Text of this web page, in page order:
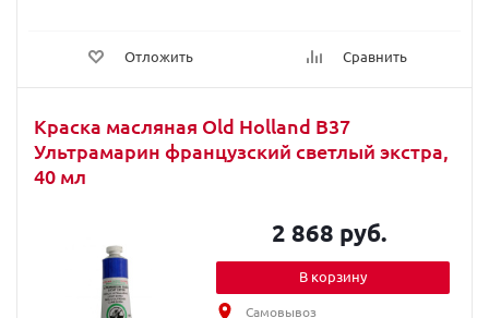
Отложить Сравнить
Краска масляная Old Holland B37
Ультрамарин французский светлый экстра,
40 мл
2 868 руб.
В корзину
Самовывоз